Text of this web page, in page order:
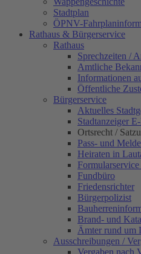
Stadtplan
ÖPNV-
Rathaus & Bürgerservice
Rathaus
Sprechzeiten /
Amtliche
Informationen
Öffentliche
Bürgerservice
Aktuelles
Stadtanzeiger
Ortsrecht /
Pass- und
Heiraten in
Fundbüro
Friedensrichter
Bürgerpolizist
Brand- und
Ämter rund um
Ausschreibungen /
Vergaben nach